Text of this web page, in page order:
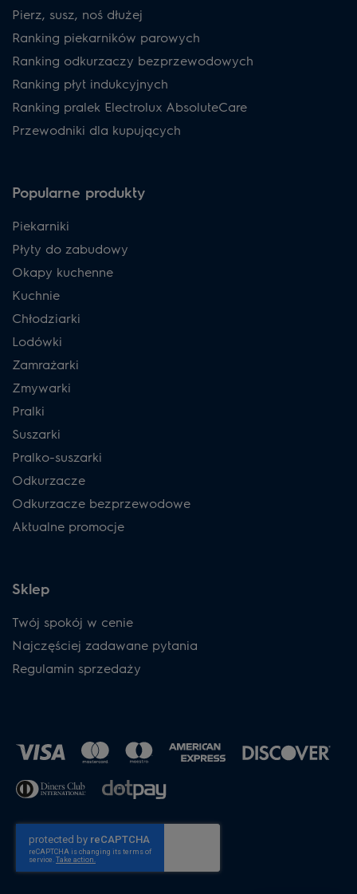
Pierz, susz, noś dłużej
Ranking piekarników parowych
Ranking odkurzaczy bezprzewodowych
Ranking płyt indukcyjnych
Ranking pralek Electrolux AbsoluteCare
Przewodniki dla kupujących
Popularne produkty
Piekarniki
Płyty do zabudowy
Okapy kuchenne
Kuchnie
Chłodziarki
Lodówki
Zamrażarki
Zmywarki
Pralki
Suszarki
Pralko-suszarki
Odkurzacze
Odkurzacze bezprzewodowe
Aktualne promocje
Sklep
Twój spokój w cenie
Najczęściej zadawane pytania
Regulamin sprzedaży